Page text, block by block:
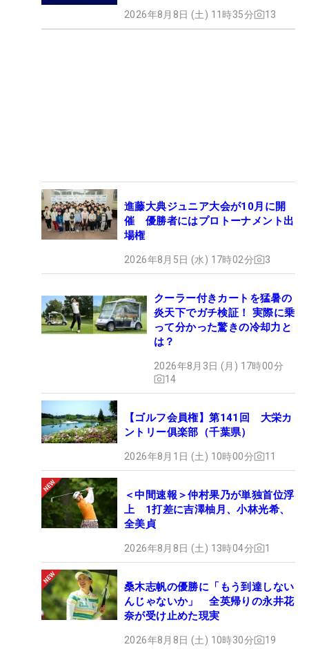
2026年8月8日 (土) 11時35分 13
進藤大典ジュニア大会が10月に開
催 優勝者にはプロトーナメント出
場権
2026年8月5日 (水) 17時02分 3
クーラー付きカートを猛暑の
炎天下でガチ検証！ 実際に乗
って分かった驚きの冷却力と
は？
2026年8月3日 (月) 17時00分
14
【ゴルフ会員権】第141回 大栄カ
ントリー俱楽部（千葉県）
2026年8月1日 (土) 10時00分 11
＜中間速報＞仲村果乃が単独首位浮
上 1打差に吉澤柚月、小林光希、
全美貞
2026年8月8日 (土) 13時04分 1
桑木志帆の優勝に「もう到達しない
んじゃないか」 全英帰りの永井花
奈が受け止めた現実
2026年8月8日 (土) 10時30分 19